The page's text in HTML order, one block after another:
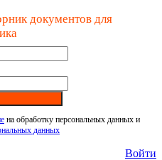
документов для
на обработку персональных данных и
данных
Войти